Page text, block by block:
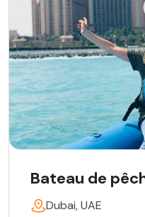
Bateau de
Dubai, UAE